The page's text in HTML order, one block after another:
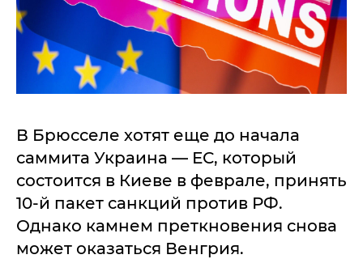
В Брюсселе хотят еще до начала
саммита Украина — ЕС, который
состоится в Киеве в феврале, принять
10-й пакет санкций против РФ.
Однако камнем преткновения снова
может оказаться Венгрия.